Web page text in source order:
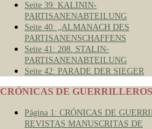
Seite 39: KALININ-
PARTISANENABTEILUNG
Seite 40: „ALMANACH DES
PARTISANENSCHAFFENS
Seite 41: 208. STALIN-
PARTISANENABTEILUNG
Seite 42: PARADE DER SIEGER
CRÓNICAS DE GUERRILLEROS
Página 1: CRÓNICAS DE
REVISTAS MANUSCRITAS DE